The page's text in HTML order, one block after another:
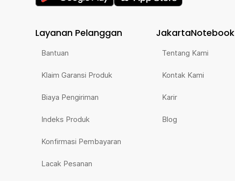
Layanan Pelanggan
Bantuan
Klaim Garansi Produk
Biaya Pengiriman
Indeks Produk
Konfirmasi Pembayaran
Lacak Pesanan
JakartaNotebook
Tentang Kami
Kontak Kami
Karir
Blog